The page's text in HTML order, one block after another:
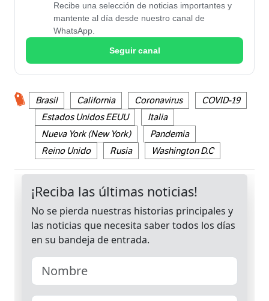
Recibe una selección de noticias importantes y
mantente al día desde nuestro canal de
WhatsApp.
Seguir canal
Brasil California Coronavirus
COVID-19
Estados Unidos EEUU
Italia
Nueva York (New York)
Pandemia
Reino Unido
Rusia Washington D.C